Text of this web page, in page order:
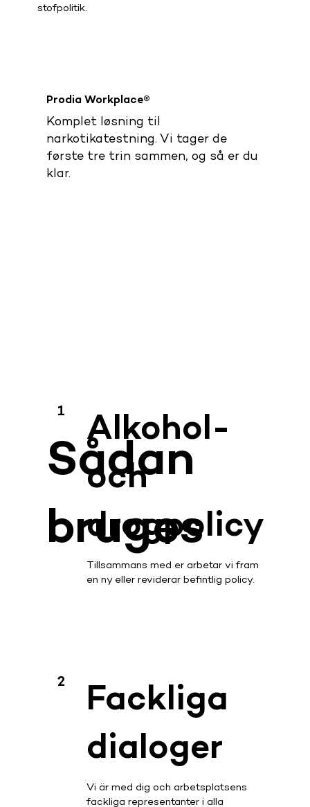
stofpolitik.
Prodia Workplace®
Komplet løsning til
narkotikatestning. Vi tager de
første tre trin sammen, og så er du
klar.
Sådan
bruges
1
Alkohol-
och
drogpolicy
Tillsammans med er arbetar vi fram
en ny eller reviderar befintlig policy.
2
Fackliga
dialoger
Vi är med dig och arbetsplatsens
fackliga representanter i alla